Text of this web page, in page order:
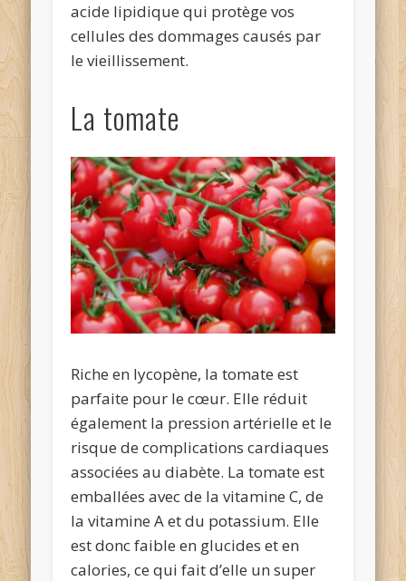
acide lipidique qui protège vos
cellules des dommages causés par
le vieillissement.
La tomate
Riche en lycopène, la tomate est
parfaite pour le cœur. Elle réduit
également la pression artérielle et le
risque de complications cardiaques
associées au diabète. La tomate est
emballées avec de la vitamine C, de
la vitamine A et du potassium. Elle
est donc faible en glucides et en
calories, ce qui fait d’elle un super